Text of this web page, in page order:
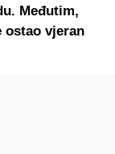
Međutim,
ostao vjeran